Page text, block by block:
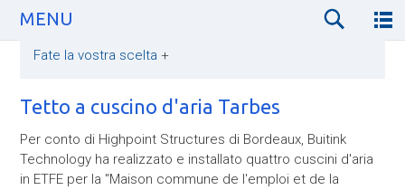
MENU
Fate la vostra scelta +
Tetto a cuscino d'aria Tarbes
Per conto di Highpoint Structures di Bordeaux, Buitink
Technology ha realizzato e installato quattro cuscini d'aria
in ETFE per la "Maison commune de l'emploi et de la